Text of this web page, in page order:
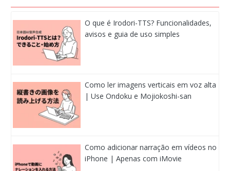
O que é Irodori-TTS? Funcionalidades,
avisos e guia de uso simples
Como ler imagens verticais em voz alta
| Use Ondoku e Mojiokoshi-san
Como adicionar narração em vídeos no
iPhone | Apenas com iMovie